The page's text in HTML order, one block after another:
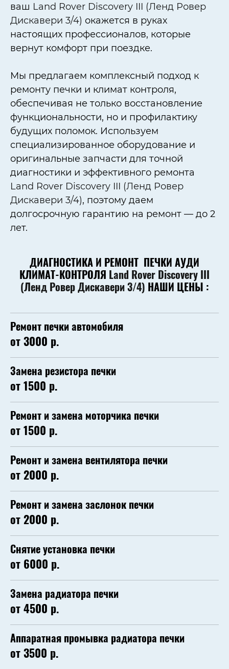
ваш Land Rover Discovery III (Ленд Ровер
Дискавери 3/4) окажется в руках
настоящих профессионалов, которые
вернут комфорт при поездке.
Мы предлагаем комплексный подход к
ремонту печки и климат контроля,
обеспечивая не только восстановление
функциональности, но и профилактику
будущих поломок. Используем
специализированное оборудование и
оригинальные запчасти для точной
диагностики и эффективного ремонта
Land Rover Discovery III (Ленд Ровер
Дискавери 3/4), поэтому даем
долгосрочную гарантию на ремонт — до 2
лет.
ДИАГНОСТИКА И РЕМОНТ ПЕЧКИ АУДИ
КЛИМАТ-КОНТРОЛЯ
Land Rover Discovery III
(Ленд Ровер Дискавери 3/4) НАШИ ЦЕНЫ :
Ремонт печки автомобиля
от 3000 р.
Замена резистора печки
от 1500 р.
Ремонт и замена моторчика печки
от 1500 р.
Ремонт и замена вентилятора печки
от 2000 р.
Ремонт и замена заслонок печки
от 2000 р.
Снятие установка печки
от 6000 р.
Замена радиатора печки
от 4500 р.
Аппаратная промывка радиатора печки
от 3500 р.